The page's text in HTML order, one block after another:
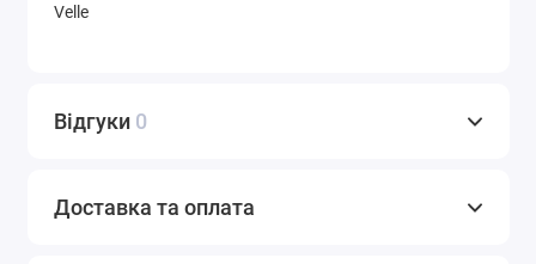
Velle
Відгуки 0
Доставка та оплата